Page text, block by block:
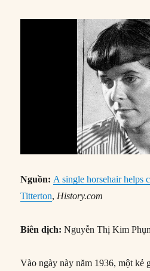
Nguồn: A single horsehair helps
Titterton, History.com
Biên dịch: Nguyễn Thị Kim
Vào ngày này năm 1936, một kẻ